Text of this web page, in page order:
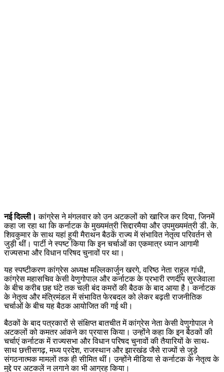
नई दिल्ली। कांग्रेस ने मंगलवार को उन अटकलों को खारिज कर दिया, जिनमें
कहा जा रहा था कि कर्नाटक के मुख्यमंत्री सिद्दारमैया और उपमुख्यमंत्री डी. के.
शिवकुमार के साथ यहां हुयी मैराथन बैठकें राज्य में संभावित नेतृत्व परिवर्तन से
जुड़ी थीं। पार्टी ने स्पष्ट किया कि इन चर्चाओं का एकमात्र ध्यान आगामी
राज्यसभा और विधान परिषद चुनावों पर था।
यह स्पष्टीकरण कांग्रेस अध्यक्ष मल्लिकार्जुन खरगे, वरिष्ठ नेता राहुल गांधी,
कांग्रेस महासचिव केसी वेणुगोपाल और कर्नाटक के प्रभारी रणदीप सुरजेवाला
के बीच करीब छह घंटे तक चली बंद कमरों की बैठक के बाद आया है। कर्नाटक
के नेतृत्व और मंत्रिमंडल में संभावित फेरबदल को लेकर बढ़ती राजनीतिक
चर्चाओं के बीच यह बैठक आयोजित की गई थी।
बैठकों के बाद पत्रकारों से संक्षिप्त बातचीत में कांग्रेस नेता केसी वेणुगोपाल ने
अटकलों को कमतर आंकने का प्रयास किया। उन्होंने कहा कि इन बैठकों की
चर्चाएं कर्नाटक में राज्यसभा और विधान परिषद चुनावों की तैयारियों के साथ-
साथ छत्तीसगढ़, मध्य प्रदेश, राजस्थान और झारखंड जैसे राज्यों से जुड़े
संगठनात्मक मामलों तक ही सीमित थीं। उन्होंने मीडिया से कर्नाटक के नेतृत्व के
मुद्दे पर अटकलें न लगाने का भी आग्रह किया।